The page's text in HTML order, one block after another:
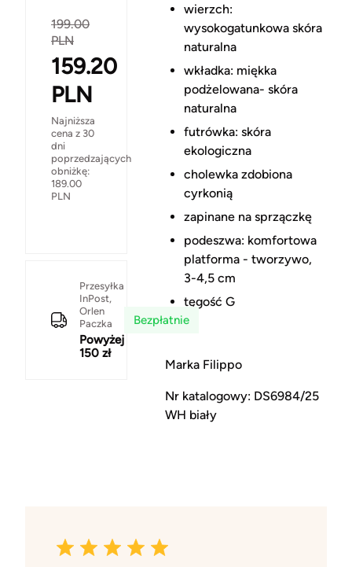
199.00
PLN
159.20
PLN
Najniższa
cena z 30
dni
poprzedzających
obniżkę:
189.00
PLN
Przesyłka
InPost,
Orlen
Paczka
Powyżej
150 zł
Bezpłatnie
wierzch:
wysokogatunkowa skóra
naturalna
wkładka: miękka
podżelowana- skóra
naturalna
futrówka: skóra
ekologiczna
cholewka zdobiona
cyrkonią
zapinane na sprzączkę
podeszwa: komfortowa
platforma - tworzywo,
3-4,5 cm
tęgość G
Marka Filippo
Nr katalogowy: DS6984/25
WH biały